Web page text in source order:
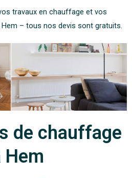
travaux en chauffage et vos
– tous nos devis sont gratuits.
de chauffage
Hem